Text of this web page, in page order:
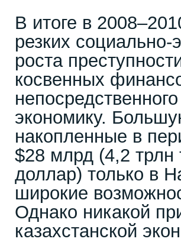
В итоге в
резких социально-
роста
косвенных
экономику.
накопленные в
$28 млрд (4,2 трлн
доллар) только в
широкие
Однако никакой
казахстанской